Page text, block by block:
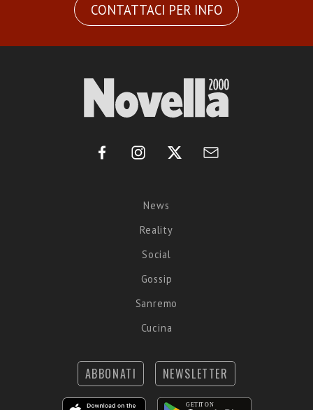
CONTATTACI PER INFO
News
Reality
Social
Gossip
Sanremo
Cucina
ABBONATI NEWSLETTER